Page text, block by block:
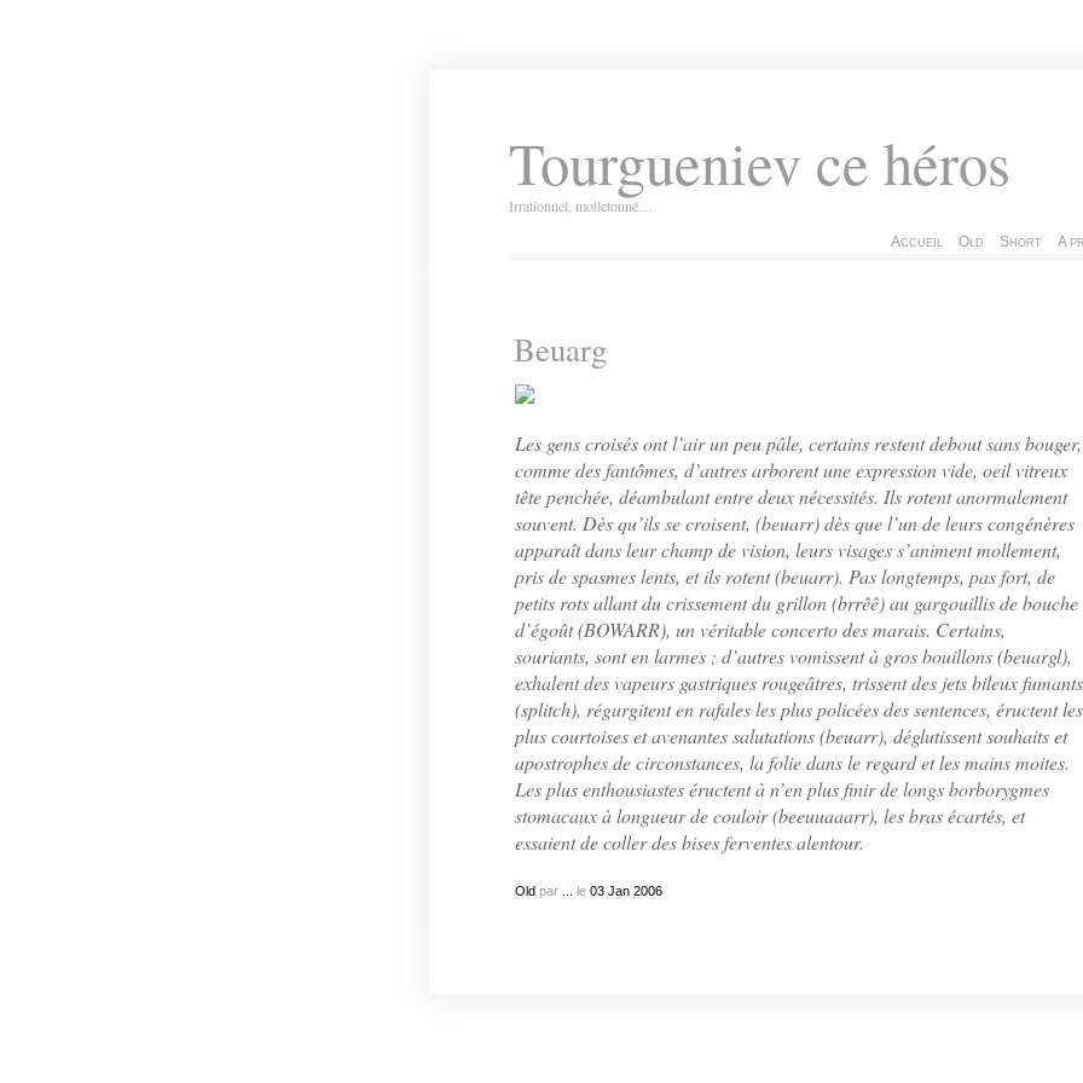
Tourgueniev ce héros
Irrationnel, molletonné…
Accueil Old Short A
Beuarg
Les gens croisés ont l’air un peu pâle, certains restent debout sans bouger,
comme des fantômes, d’autres arborent une expression vide, oeil vitreux
tête penchée, déambulant entre deux nécessités. Ils rotent anormalement
souvent. Dès qu’ils se croisent, (beuarr) dès que l’un de leurs congénères
apparaît dans leur champ de vision, leurs visages s’animent mollement,
pris de spasmes lents, et ils rotent (beuarr). Pas longtemps, pas fort, de
petits rots allant du crissement du grillon (brrêê) au gargouillis de bouche
d’égoût (BOWARR), un véritable concerto des marais. Certains,
souriants, sont en larmes ; d’autres vomissent à gros bouillons (beuargl),
exhalent des vapeurs gastriques rougeâtres, trissent des jets bileux fumants
(splitch), régurgitent en rafales les plus policées des sentences, éructent les
plus courtoises et avenantes salutations (beuarr), déglutissent souhaits et
apostrophes de circonstances, la folie dans le regard et les mains moites.
Les plus enthousiastes éructent à n’en plus finir de longs borborygmes
stomacaux à longueur de couloir (beeuuaaarr), les bras écartés, et
essaient de coller des bises ferventes alentour.
Oldpar le 03 Jan 2006